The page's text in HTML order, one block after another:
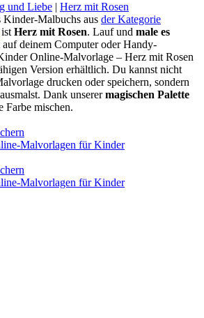
und Liebe | Herz mit Rosen
Kinder-Malbuchs aus der Kategorie
istHerz mit Rosen. Lauf und male es
deinem Computer oder Handy-
Online-Malvorlage – Herz mit Rosen
Version erhältlich. Du kannst nicht
drucken oder speichern, sondern
Dank unserermagischen Palette
Farbe mischen.